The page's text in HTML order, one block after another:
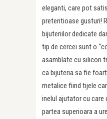
eleganti, care pot
pretentioase gusturi!
bijuteriilor dedicate
tip de cercei sunt o
asamblate cu silicon
ca bijuteria sa fie
metalice fiind tijele
inelul ajutator cu care
partea superioara a